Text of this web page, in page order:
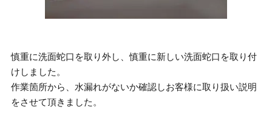
慎重に洗面蛇口を取り外し、慎重に新しい洗面蛇口を取り付
けしました。
作業箇所から、水漏れがないか確認しお客様に取り扱い説明
をさせて頂きました。